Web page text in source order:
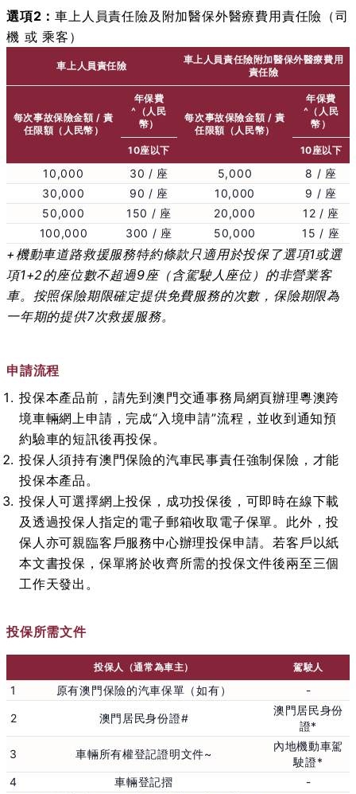
選項2：車上人員責任險及附加醫保外醫療費用責任險（司
機 或 乘客）
車上人員責任險
車上人員責任險附加醫保外醫療費用
責任險
每次事故保險金額 / 責
任限額（人民幣）
年保費
^（人民
幣）
每次事故保險金額 / 責
任限額（人民幣）
年保費
^（人民
幣）
10座以下 10座以下
10,000 30 / 座 5,000
8 / 座
30,000
90 / 座 10,000
9 / 座
50,000
150 / 座 20,000
12 / 座
100,000
300 / 座 50,000 15 / 座
+機動車道路救援服務特約條款只適用於投保了選項1或選
項1+2的座位數不超過9座（含駕駛人座位）的非營業客
車。按照保險期限確定提供免費服務的次數，保險期限為
一年期的提供7次救援服務。
申請流程
投保本產品前，請先到澳門交通事務局網頁辦理粵澳跨
境車輛網上申請，完成“入境申請”流程，並收到通知預
約驗車的短訊後再投保。
投保人須持有澳門保險的汽車民事責任強制保險，才能
投保本產品。
投保人可選擇網上投保，成功投保後，可即時在線下載
及透過投保人指定的電子郵箱收取電子保單。此外，投
保人亦可親臨客戶服務中心辦理投保申請。若客戶以紙
本文書投保，保單將於收齊所需的投保文件後兩至三個
工作天發出。
投保所需文件
投保人（通常為車主） 駕駛人
1 原有澳門保險的汽車保單（如有） -
2 澳門居民身份證#
澳門居民身份
證*
3 車輛所有權登記證明文件~
內地機動車駕
駛證*
4
車輛登記摺 -